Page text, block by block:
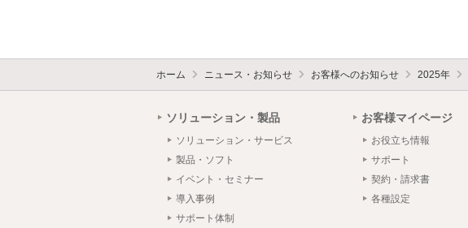
ホーム ニュース・お知らせ お客様へのお知らせ 2025年
ソリューション・製品
ソリューション・サービス
製品・ソフト
イベント・セミナー
導入事例
サポート体制
お客様マイページ
お役立ち情報
サポート
契約・請求書
各種設定